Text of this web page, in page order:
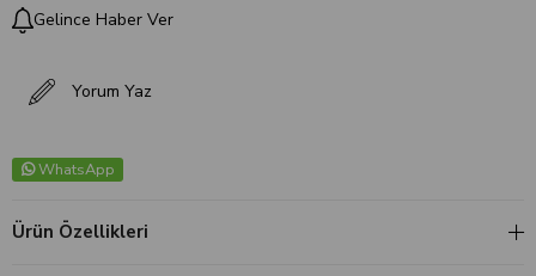
Gelince Haber Ver
Yorum Yaz
WhatsApp
Ürün Özellikleri